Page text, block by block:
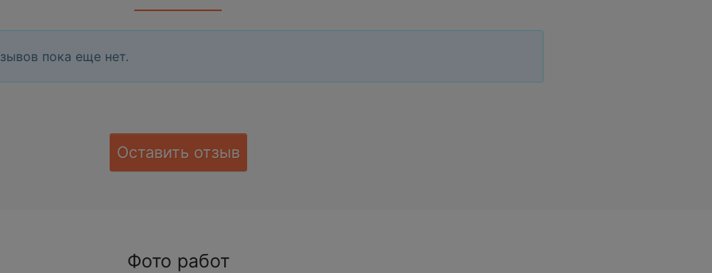
пока еще нет.
Оставить отзыв
Фото работ